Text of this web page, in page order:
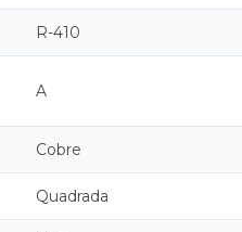
R-410
A
Cobre
Quadrada